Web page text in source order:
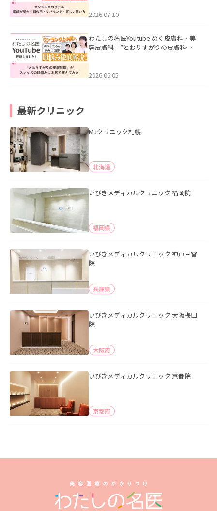
た。
2026.07.10
わたしの名医Youtube めぐ皮膚科・美
容皮膚科「”とおりすがりの皮膚科
2026.06.05
最新クリニック
MJクリニック札幌
北海道
いびきメディカルクリニック 福岡院
福岡県
いびきメディカルクリニック 神戸三宮
院
兵庫県
いびきメディカルクリニック 大阪梅田
院
大阪府
いびきメディカルクリニック 京都院
京都府